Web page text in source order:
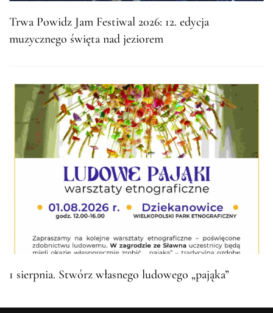
Trwa Powidz Jam Festiwal 2026: 12. edycja
muzycznego święta nad jeziorem
1 sierpnia. Stwórz własnego ludowego „pająka”